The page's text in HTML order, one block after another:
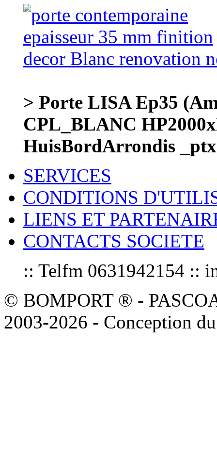
> Porte LISA Ep35
CPL_BLANC
HuisBordArrondis _ptx
SERVICES
CONDITIONS
LIENS ET
CONTACTS SOCIETE
:: Telfm 0631942154 ::
© BOMPORT ® -
2003-2026 - Conception